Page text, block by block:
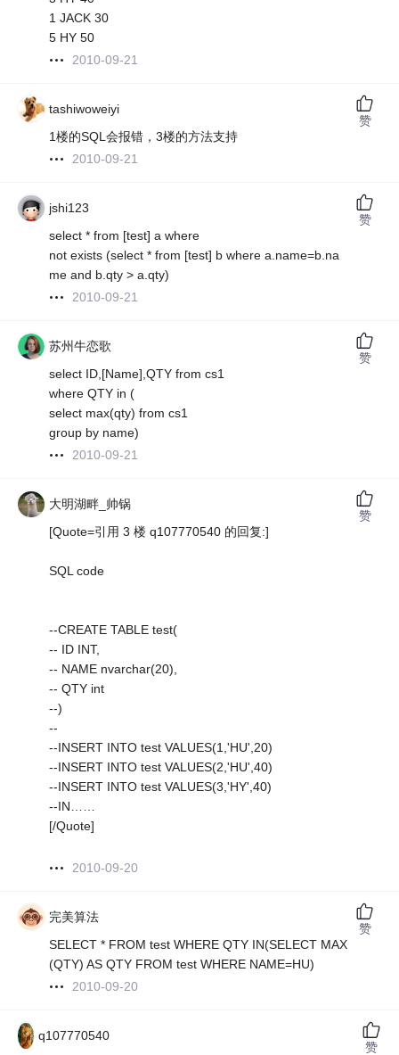
1 JACK 30
5 HY 50
2010-09-21
tashiwoweiyi
1楼的SQL会报错，3楼的方法支持
2010-09-21
赞
jshi123
select * from [test] a where
not exists (select * from [test] b where a.name=b.na
me and b.qty > a.qty)
2010-09-21
赞
苏州牛恋歌
select ID,[Name],QTY from cs1
where QTY in (
select max(qty) from cs1
group by name)
2010-09-21
赞
大明湖畔_帅锅
[Quote=引用 3 楼 q107770540 的回复:]
SQL code
--CREATE TABLE test(
-- ID INT,
-- NAME nvarchar(20),
-- QTY int
--)
--
--INSERT INTO test VALUES(1,'HU',20)
--INSERT INTO test VALUES(2,'HU',40)
--INSERT INTO test VALUES(3,'HY',40)
--IN……
[/Quote]
2010-09-20
赞
完美算法
SELECT * FROM test WHERE QTY IN(SELECT MAX
(QTY) AS QTY FROM test WHERE NAME=HU)
2010-09-20
赞
q107770540
赞